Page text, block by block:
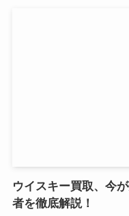
ウイスキー買取、今
者を徹底解説！